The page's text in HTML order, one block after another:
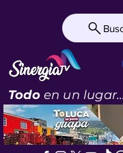
Todoen un lugar...